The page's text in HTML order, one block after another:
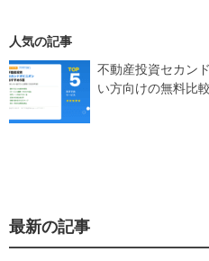
不動産投資セカン
い方向けの無料比
人気の記事
最新の記事